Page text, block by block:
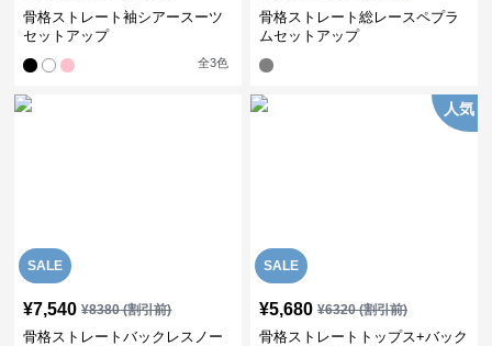
骨格ストレート袖シアースーツ
セットアップ
全3色
骨格ストレート総レースペプラ
ムセットアップ
SALE
¥7,540 ¥8380(割引前)
骨格ストレートバックレスノー
SALE
人気
¥5,680 ¥6320(割引前)
骨格ストレートトップス+バック